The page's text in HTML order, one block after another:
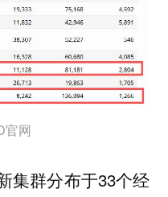
官网
集群分布于33个经